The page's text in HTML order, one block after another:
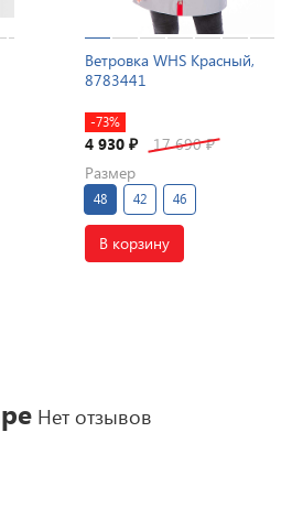
Ветровка WHS Красный,
8783441
-73%
4 930₽ 17 690₽
Размер
48 42 46
В корзину
Нет отзывов